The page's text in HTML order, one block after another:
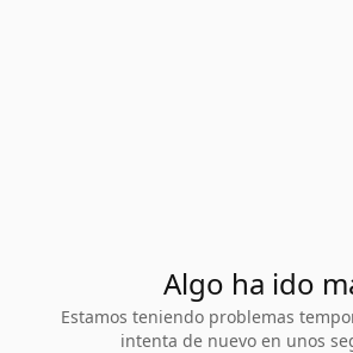
Algo ha ido
Estamos teniendo problemas
intenta de nuevo en unos